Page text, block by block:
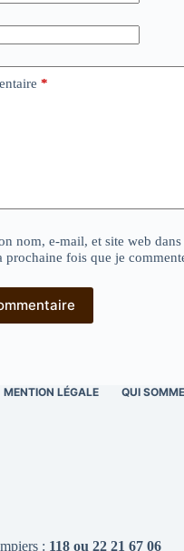
*
nom, e-mail, et site web dans
prochaine fois que je
MENTION LÉGALE QUI
: 118 ou 22 21 67 06